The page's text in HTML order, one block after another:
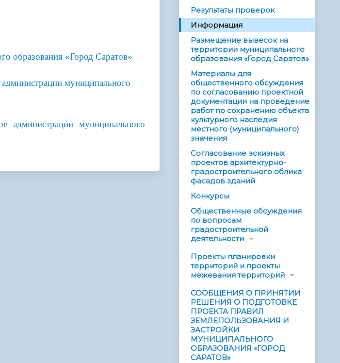
образования «Город Саратов»
муниципального
администрации муниципального
Результаты проверок
Информация
Размещение вывесок на
территории муниципального
образования «Город Саратов»
Материалы для
общественного обсуждения
по согласованию проектной
документации на проведение
работ по сохранению объекта
культурного наследия
местного (муниципального)
значения
Согласование эскизных
проектов архитектурно-
градостроительного облика
фасадов зданий
Конкурсы
Общественные обсуждения
по вопросам
градостроительной
деятельности
Проекты планировки
территорий и проекты
межевания территорий
СООБЩЕНИЯ О ПРИНЯТИИ
РЕШЕНИЯ О ПОДГОТОВКЕ
ПРОЕКТА ПРАВИЛ
ЗЕМЛЕПОЛЬЗОВАНИЯ И
ЗАСТРОЙКИ
МУНИЦИПАЛЬНОГО
ОБРАЗОВАНИЯ «ГОРОД
САРАТОВ»